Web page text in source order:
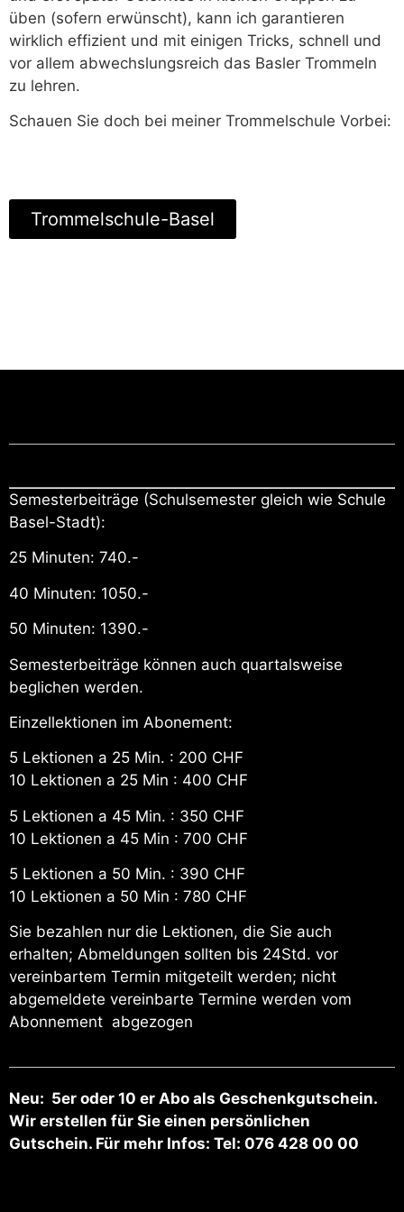
üben (sofern erwünscht), kann ich garantieren
wirklich effizient und mit einigen Tricks, schnell und
vor allem abwechslungsreich das Basler Trommeln
zu lehren.
Schauen Sie doch bei meiner Trommelschule Vorbei:
Trommelschule-Basel
Semesterbeiträge (Schulsemester gleich wie Schule
Basel-Stadt):
25 Minuten: 740.-
40 Minuten: 1050.-
50 Minuten: 1390.-
Semesterbeiträge können auch quartalsweise
beglichen werden.
Einzellektionen im Abonement:
5 Lektionen a 25 Min. : 200 CHF
10 Lektionen a 25 Min : 400 CHF
5 Lektionen a 45 Min. : 350 CHF
10 Lektionen a 45 Min : 700 CHF
5 Lektionen a 50 Min. : 390 CHF
10 Lektionen a 50 Min : 780 CHF
Sie bezahlen nur die Lektionen, die Sie auch
erhalten; Abmeldungen sollten bis 24Std. vor
vereinbartem Termin mitgeteilt werden; nicht
abgemeldete vereinbarte Termine werden vom
Abonnement abgezogen
Neu: 5er oder 10 er Abo als Geschenkgutschein.
Wir erstellen für Sie einen persönlichen
Gutschein. Für mehr Infos: Tel: 076 428 00 00